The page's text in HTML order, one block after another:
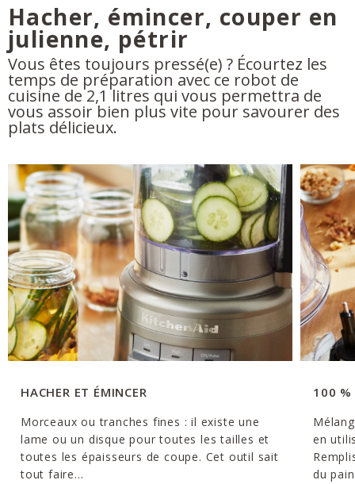
Hacher, émincer, couper en
julienne, pétrir
Vous êtes toujours pressé(e) ? Écourtez les
temps de préparation avec ce robot de
cuisine de 2,1 litres qui vous permettra de
vous assoir bien plus vite pour savourer des
plats délicieux.
HACHER ET ÉMINCER
Morceaux ou tranches fines : il existe une
lame ou un disque pour toutes les tailles et
toutes les épaisseurs de coupe. Cet outil sait
tout faire...
100 %
en
du